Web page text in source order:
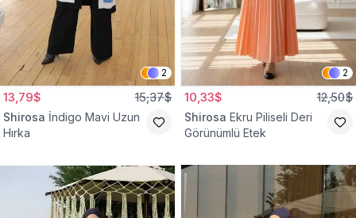
2
13,79$ 15,37$
Shirosa İndigo Mavi Uzun
Hırka
2
10,33$ 12,50$
Shirosa Ekru Piliseli Deri
Görünümlü Etek